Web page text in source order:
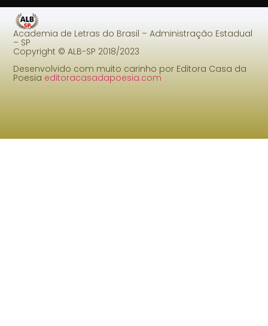
Academia de Letras do Brasil – Administração Estadual
– SP
Copyright © ALB-SP 2018/2023
Desenvolvido com muito carinho por Editora Casa da
Poesia editoracasadapoesia.com